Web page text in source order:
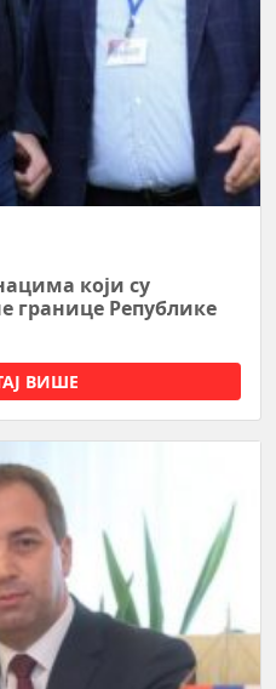
који су
границе Републике
ВИШЕ